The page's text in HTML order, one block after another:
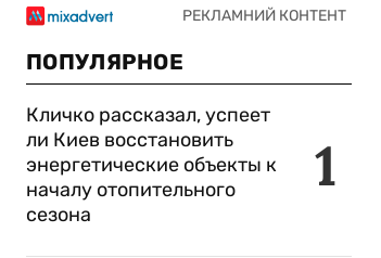
ПОПУЛЯРНОЕ
1
Кличко рассказал, успеет
ли Киев восстановить
энергетические объекты к
началу отопительного
сезона